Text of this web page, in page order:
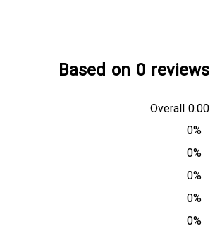
Based on 0 reviews
0.00
Overall
0%
0%
0%
0%
0%